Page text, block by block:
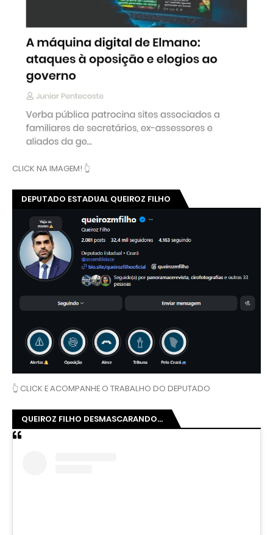
CLICK NA IMAGEM! 👆
DEPUTADO ESTADUAL QUEIROZ FILHO
👆 CLICK E ACOMPANHE O TRABALHO DO DEPUTADO
QUEIROZ FILHO DESMASCARANDO...